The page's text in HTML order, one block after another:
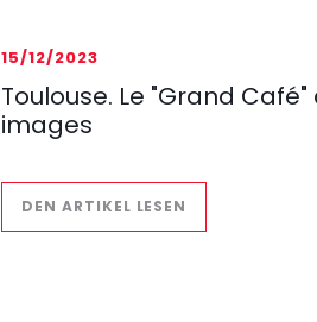
Toulouse. Le "Grand
images
15/12/2023
DEN ARTIKEL LESEN